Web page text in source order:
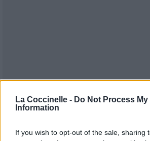
La Coccinelle - Do Not Process My
Information
If you wish to opt-out of the sale, sharing
novembre 2010 à 18h26.